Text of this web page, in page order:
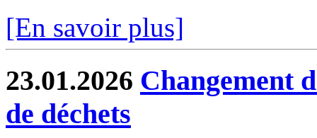
[En savoir plus]
23.01.2026 Changement
de déchets